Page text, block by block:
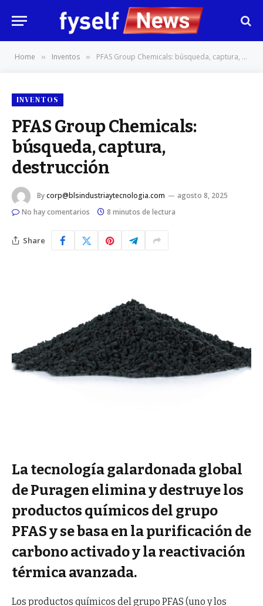
Home » Inventos » PFAS Group Chemicals: búsqueda, captura, destrucción
INVENTOS
PFAS Group Chemicals:
búsqueda, captura,
destrucción
Bycorp@blsindustriaytecnologia.com
agosto 8, 2025
No hay comentarios
8 minutos de lectura
Share
La tecnología galardonada global
de Puragen elimina y destruye los
productos químicos del grupo
PFAS y se basa en la purificación de
carbono activado y la reactivación
térmica avanzada.
Los productos químicos del grupo PFAS (uno y los